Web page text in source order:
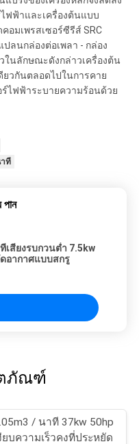
ฟฟ้าและเครื่องต้นแบบ
อมเพรสเซอร์ซีรีส์ SRC
ลนกล่องต่อเพลา - กล่อง
ในลักษณะดังกล่าวเครื่องต้น
วกันตลอดไปในการคาย
ร์ไฟฟ้าระบายความร้อนด้วย
ที
পান
เสียงรบกวนต่ำ 7.5kw
ดอากาศแบบสกรู
ภัณฑ์
/ นาที 37kw 50hp
ยบความเร็วคงที่ประหยัด